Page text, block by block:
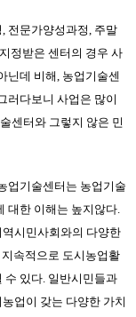
전문가양성과정, 주말
정받은 센터의 경우 사
닌데 비해, 농업기술센
러다보니 사업은 많이
센터와 그렇지 않은 민
업기술센터는 농업기술
대한 이해는 높지않다.
시민사회와의 다양한
속적으로 도시농업활
수 있다. 일반시민들과
업이 갖는 다양한 가치